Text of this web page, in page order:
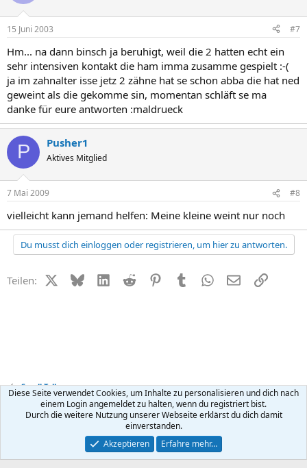
15 Juni 2003 #7
Hm... na dann binsch ja beruhigt, weil die 2 hatten echt ein
sehr intensiven kontakt die ham imma zusamme gespielt :-(
ja im zahnalter isse jetz 2 zähne hat se schon abba die hat ned
geweint als die gekomme sin, momentan schläft se ma
danke für eure antworten :maldrueck
P Pusher1
Aktives Mitglied
7 Mai 2009 #8
vielleicht kann jemand helfen: Meine kleine weint nur noch
Du musst dich einloggen oder registrieren, um hier zu antworten.
Teilen: X (Twitter)
BlueskyLinkedIn
Reddit PinterestTumblr WhatsApp
E-MailLink
Small Talk
Kontakt Nutzungsbedingungen Datenschutz Hilfe
R
Community platform by XenForo ® © 2010-2026 XenForo Ltd.
Diese Seite verwendet Cookies, um Inhalte zu personalisieren und dich nach
einem Login angemeldet zu halten, wenn du registriert bist.
Durch die weitere Nutzung unserer Webseite erklärst du dich damit
einverstanden.
Akzeptieren
Erfahre mehr…